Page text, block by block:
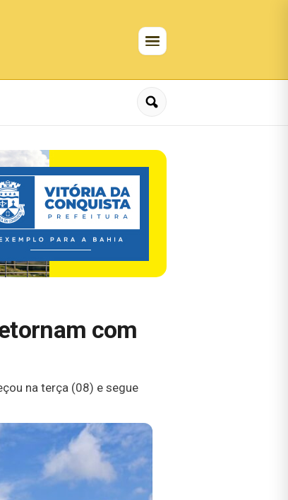
com
na terça (08) e segue